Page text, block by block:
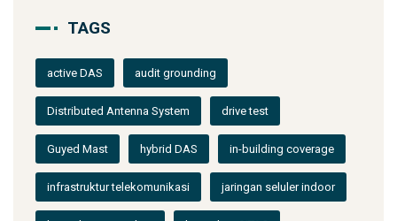
TAGS
active DAS audit grounding
Distributed Antenna System drive test
Guyed Mast hybrid DAS in-building coverage
infrastruktur telekomunikasi jaringan seluler indoor